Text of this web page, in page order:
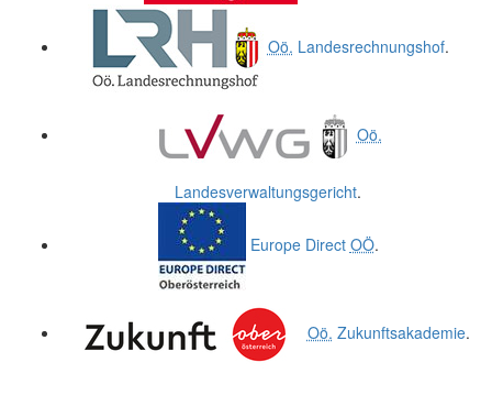
Oö. Landesrechnungshof.
Oö.
Landesverwaltungsgericht.
Europe Direct OÖ.
Oö. Zukunftsakademie.